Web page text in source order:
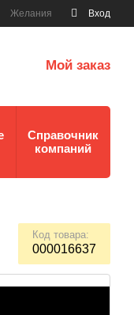
Желания Вход
Мой заказ
Справочник
компаний
Код товара:
000016637